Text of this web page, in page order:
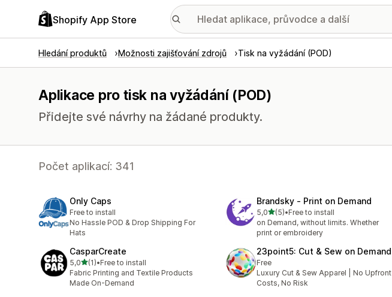
Shopify App Store
Hledání produktů Možnosti zajišťování zdrojů Tisk na vyžádání (POD)
Aplikace pro tisk na vyžádání (POD)
Přidejte své návrhy na žádané produkty.
Počet aplikací: 341
Only Caps
Free to install
No Hassle POD & Drop Shipping For
Hats
Brandsky ‑ Print on Demand
5,0z 5 hvězd
(5)
Celkový počet recenzí: 5
•Free to install
on Demand, without limits. Whether
print or embroidery
CasparCreate
5,0z 5 hvězd
(1)
Celkový počet recenzí: 1
•Free to install
Fabric Printing and Textile Products
Made On-Demand
23point5: Cut & Sew on Demand
Free
Luxury Cut & Sew Apparel | No Upfront
Costs, No Risk